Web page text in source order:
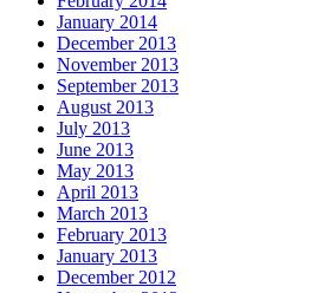
January 2014
December 2013
November 2013
September 2013
August 2013
July 2013
June 2013
May 2013
April 2013
March 2013
February 2013
January 2013
December 2012